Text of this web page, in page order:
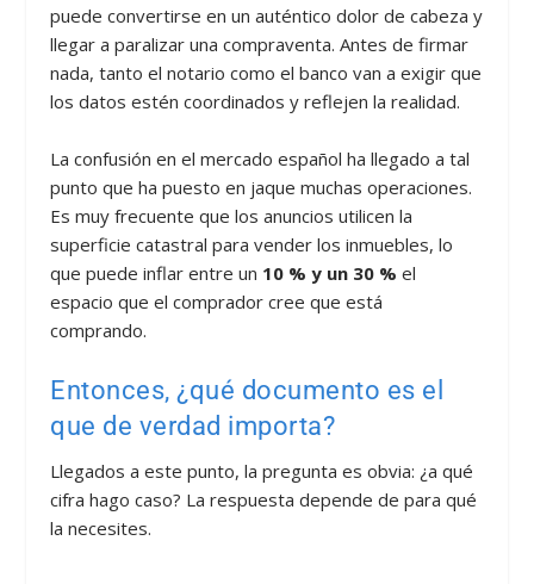
puede convertirse en un auténtico dolor de cabeza y
llegar a paralizar una compraventa. Antes de firmar
nada, tanto el notario como el banco van a exigir que
los datos estén coordinados y reflejen la realidad.
La confusión en el mercado español ha llegado a tal
punto que ha puesto en jaque muchas operaciones.
Es muy frecuente que los anuncios utilicen la
superficie catastral para vender los inmuebles, lo
que puede inflar entre un 10 % y un 30 % el
espacio que el comprador cree que está
comprando.
Entonces, ¿qué documento es el
que de verdad importa?
Llegados a este punto, la pregunta es obvia: ¿a qué
cifra hago caso? La respuesta depende de para qué
la necesites.